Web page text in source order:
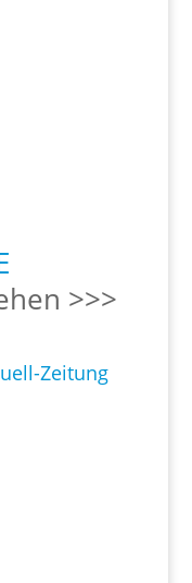
>>>
Zeitung